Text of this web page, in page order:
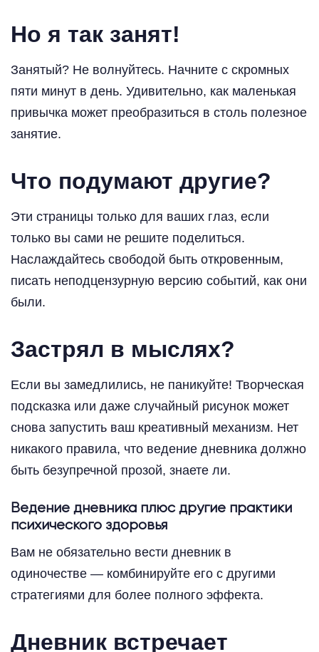
Но я так занят!
Занятый? Не волнуйтесь. Начните с скромных
пяти минут в день. Удивительно, как маленькая
привычка может преобразиться в столь полезное
занятие.
Что подумают другие?
Эти страницы только для ваших глаз, если
только вы сами не решите поделиться.
Наслаждайтесь свободой быть откровенным,
писать неподцензурную версию событий, как они
были.
Застрял в мыслях?
Если вы замедлились, не паникуйте! Творческая
подсказка или даже случайный рисунок может
снова запустить ваш креативный механизм. Нет
никакого правила, что ведение дневника должно
быть безупречной прозой, знаете ли.
Ведение дневника плюс другие практики
психического здоровья
Вам не обязательно вести дневник в
одиночестве — комбинируйте его с другими
стратегиями для более полного эффекта.
Дневник встречает